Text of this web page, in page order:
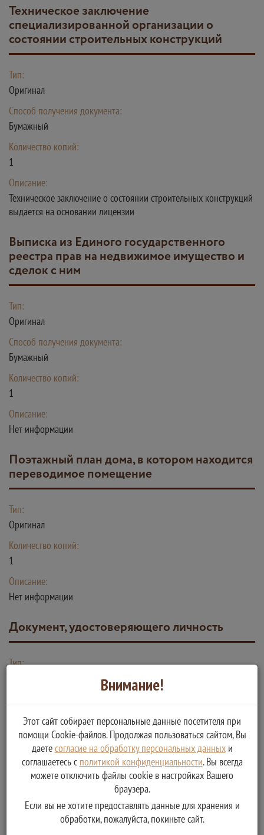
Техническое заключение
специализированной организации о
состоянии строительных конструкций
Тип:
Оригинал
Способ получения документа:
Бумажный
Количество копий:
1
Описание:
Техническое заключение о состоянии строительных конструкций
выдается на основании лицензии
Выписка из Единого государственного
реестра прав на недвижимое имущество и
сделок с ним
Тип:
Оригинал
Способ получения документа:
Бумажный
Количество копий:
1
Описание:
Нет информации
Поэтажный план дома, в котором находится
переводимое помещение
Тип:
Оригинал
Количество копий:
1
Описание:
Нет информации
Документ, удостоверяющего личность
Тип:
Бумажный
Количество копий:
Описание:
Внимание!
Этот сайт собирает персональные данные посетителя при
помощи Cookie-файлов. Продолжая пользоваться сайтом, Вы
даетесогласие на обработку персональных данныхи
соглашаетесь с политикой конфиденциальности. Вы всегда
можете отключить файлы cookie в настройках Вашего
браузера.
Если вы не хотите предоставлять данные для хранения и
обработки, пожалуйста, покиньте сайт.